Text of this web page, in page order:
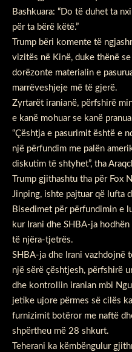
Bashkuara: “Do të duhet ta
për ta bërë këtë.”
Trump bëri komente të
vizitës në Kinë, duke thënë
dorëzonte materialin e
marrëveshjeje më të gjerë.
Zyrtarët iranianë, përfshirë
e kanë mohuar se kanë
“Çështja e pasurimit është e
një përfundim me palën
diskutim të shtyhet”, tha
Trump gjithashtu tha për Fox
Jinping, ishte pajtuar që lufta
Bisedimet për përfundimin e
kur Irani dhe SHBA-ja
të njëra-tjetrës.
SHBA-ja dhe Irani vazhdojnë
një sërë çështjesh, përfshirë
dhe kontrollin iranian mbi
jetike ujore përmes së cilës
furnizimit botëror me naftë
shpërtheu më 28 shkurt.
Teherani ka këmbëngulur